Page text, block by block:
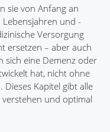
sie von Anfang an
und -
Versorgung
ersetzen – aber auch
sich eine Demenz oder
hat, nicht ohne
Kapitel gibt alle
und optimal